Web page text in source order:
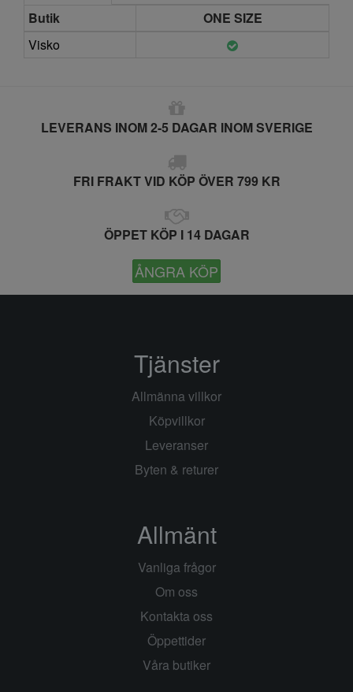
Butik
ONE SIZE
Visko
LEVERANS INOM 2-5 DAGAR INOM SVERIGE
FRI FRAKT VID KÖP ÖVER 799 KR
ÖPPET KÖP I 14 DAGAR
ÅNGRA KÖP
Tjänster
Allmänna villkor
Köpvillkor
Leveranser
Byten & returer
Allmänt
Vanliga frågor
Om oss
Kontakta oss
Öppettider
Våra butiker